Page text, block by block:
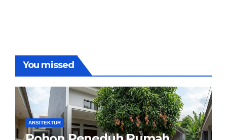
You missed
ARSITEKTUR